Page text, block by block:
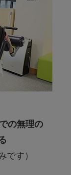
の無理の
です）